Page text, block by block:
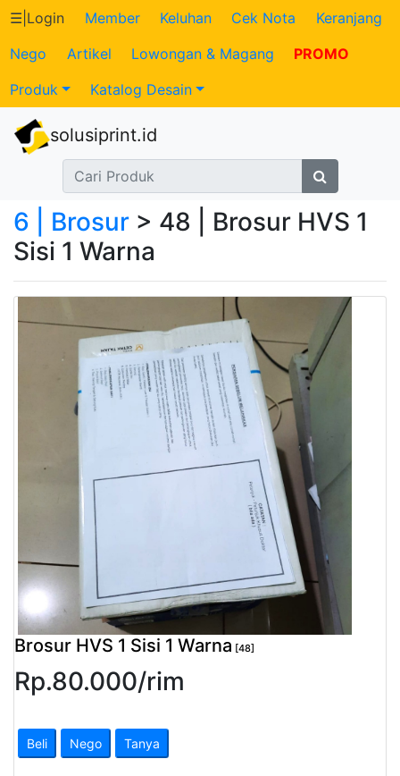
Katalog
Produk
Petugas
Riwayat
Transaksi
Tagihan
Berjalan
Pembayaran
Pendapatan
Ganti
Password
Logout
☰ Login Member Keluhan Cek Nota
Keranjang
Nego
Artikel Lowongan & Magang
PROMO
Produk
Katalog Desain
solusiprint.id
6 | Brosur > 48 | Brosur HVS 1
Sisi 1 Warna
Brosur HVS 1 Sisi 1 Warna [48]
Rp.80.000/rim
Beli Nego Tanya